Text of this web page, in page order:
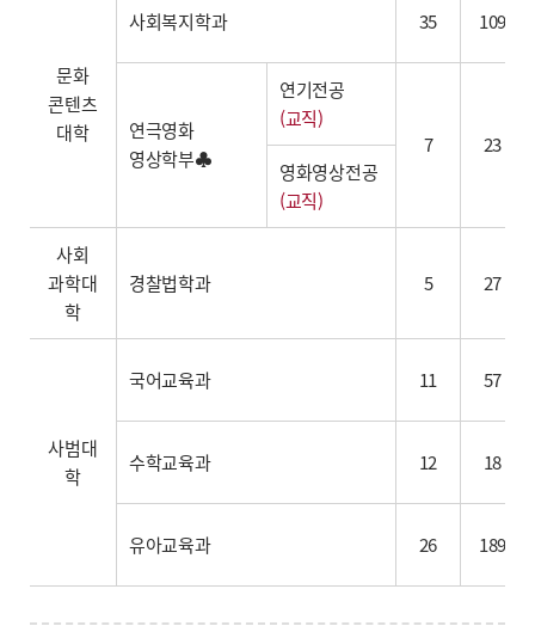
문화
콘텐츠
대학
사회복지학과 35 109
연극영화
영상학부♣
연기전공
(교직)
7
23
영화영상전공
(교직)
사회
과학대
학
경찰법학과 5 27
사범대
학
국어교육과 11 57
수학교육과 12 18
유아교육과 26 189